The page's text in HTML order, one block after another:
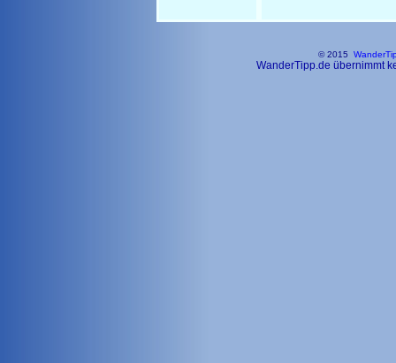
© 2015
WanderTipp.de übernimmt